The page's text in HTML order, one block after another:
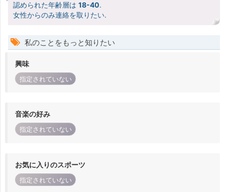
認められた年齢層は 18-40.
女性からのみ連絡を取りたい.
私のことをもっと知りたい
興味
指定されていない
音楽の好み
指定されていない
お気に入りのスポーツ
指定されていない